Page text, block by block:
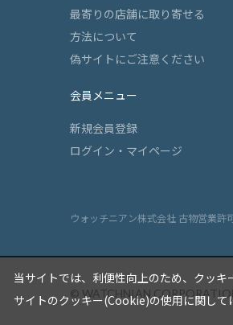
最寄りの店舗に取り寄せる
方法について
偽サイトにご注意ください
会員メニュー
新規会員登録
ログイン・マイページ
ウォッチニアン株式会社 古物営業
© WATCHNIAN
当サイトでは、利便性向上のため、クッキ
サイトのクッキー(Cookie)の使用に関して